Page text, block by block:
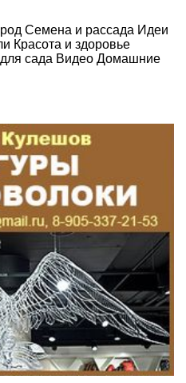
Семена и рассада Идеи
Красота и здоровье
сада Видео Домашние